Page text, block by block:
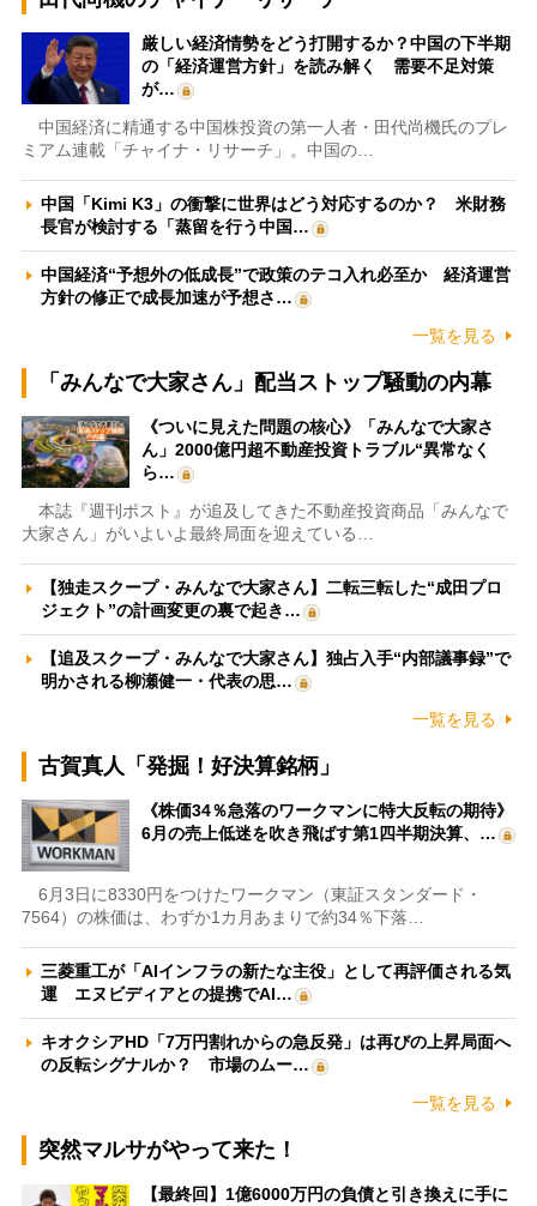
厳しい経済情勢をどう打開するか？中国の下半期
の「経済運営方針」を読み解く 需要不足対策
が…
中国経済に精通する中国株投資の第一人者・田代尚機氏のプレ
ミアム連載「チャイナ・リサーチ」。中国の…
中国「Kimi K3」の衝撃に世界はどう対応するのか？ 米財務
長官が検討する「蒸留を行う中国…
中国経済“予想外の低成長”で政策のテコ入れ必至か 経済運営
方針の修正で成長加速が予想さ…
一覧を見る
「みんなで大家さん」配当ストップ騒動の内幕
《ついに見えた問題の核心》「みんなで大家さ
ん」2000億円超不動産投資トラブル“異常なく
ら…
本誌『週刊ポスト』が追及してきた不動産投資商品「みんなで
大家さん」がいよいよ最終局面を迎えている…
【独走スクープ・みんなで大家さん】二転三転した“成田プロ
ジェクト”の計画変更の裏で起き…
【追及スクープ・みんなで大家さん】独占入手“内部議事録”で
明かされる柳瀬健一・代表の思…
一覧を見る
古賀真人「発掘！好決算銘柄」
《株価34％急落のワークマンに特大反転の期待》
6月の売上低迷を吹き飛ばす第1四半期決算、…
6月3日に8330円をつけたワークマン（東証スタンダード・
7564）の株価は、わずか1カ月あまりで約34％下落…
三菱重工が「AIインフラの新たな主役」として再評価される気
運 エヌビディアとの提携でAI…
キオクシアHD「7万円割れからの急反発」は再びの上昇局面へ
の反転シグナルか？ 市場のムー…
一覧を見る
突然マルサがやって来た！
【最終回】1億6000万円の負債と引き換えに手に